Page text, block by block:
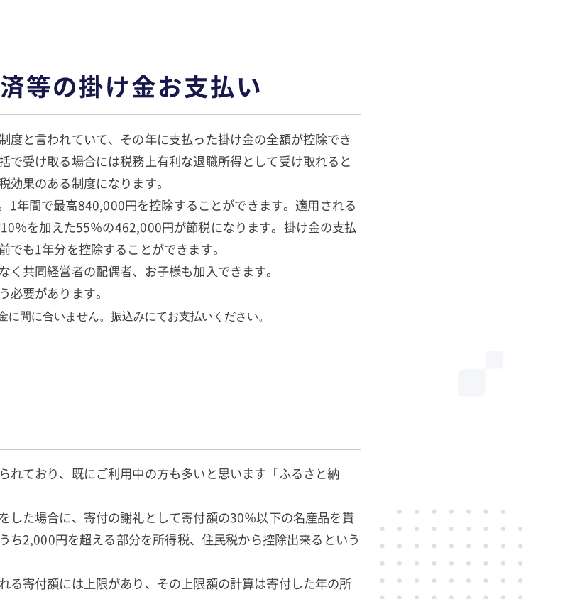
等の掛け金お支払い
度と言われていて、その年に支払った掛け金の全額が控除でき
で受け取る場合には税務上有利な退職所得として受け取れると
効果のある制度になります。
年間で最高840,000円を控除することができます。適用される
％を加えた55％の462,000円が節税になります。掛け金の支払
でも1年分を控除することができます。
共同経営者の配偶者、お子様も加入できます。
要があります。
いません。振込みにてお支払いください。
れており、既にご利用中の方も多いと思います「ふるさと納
した場合に、寄付の謝礼として寄付額の30％以下の名産品を貰
ち2,000円を超える部分を所得税、住民税から控除出来るという
る寄付額には上限があり、その上限額の計算は寄付した年の所